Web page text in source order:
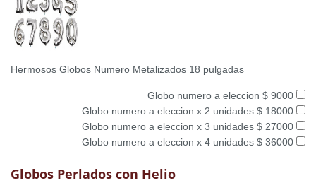
Hermosos Globos Numero Metalizados 18 pulgadas
Globo numero a eleccion $ 9000
Globo numero a eleccion x 2 unidades $ 18000
Globo numero a eleccion x 3 unidades $ 27000
Globo numero a eleccion x 4 unidades $ 36000
Globos Perlados con Helio